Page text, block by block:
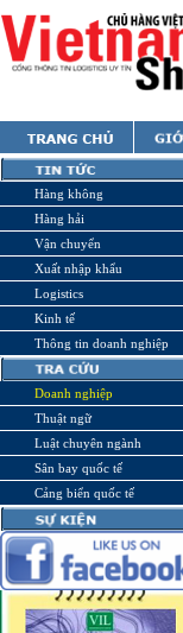
Hàng không
Hàng hải
Vận chuyển
Xuất nhập khẩu
Logistics
Kinh tế
Thông tin doanh nghiệp
Doanh nghiệp
Thuật ngữ
Luật chuyên ngành
Sân bay quốc tế
Cảng biển quốc tế